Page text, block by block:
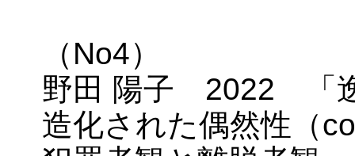
（No4）
野田 陽子 2022 「
造化された偶然性（